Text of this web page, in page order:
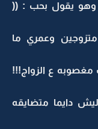
يقول بحب : ((
صار لنا 6 شهور متزوجين وعمري ما
ع الزواج!!!
دايما متضايقه